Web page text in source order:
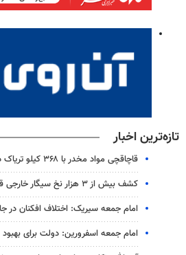
تازه‌ترین اخبار
قاچاقچی مواد مخدر با ۳۶۸ کیلو تریاک در داراب دستگیر شد
کشف بیش از ۳ هزار نخ سیگار خارجی قاچاق و مواد مخدر در مرند
امام جمعه سیریک: اختلاف افکنان در
امام جمعه اسفرورین: دولت برای